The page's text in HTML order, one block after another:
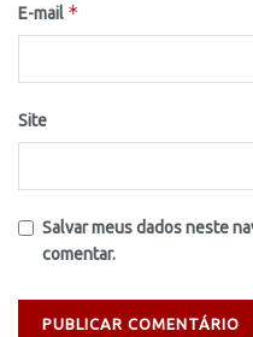
E-mail *
Site
Salvar meus dados neste
comentar.